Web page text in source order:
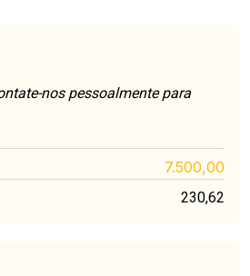
nos pessoalmente para
7.500,00
230,62